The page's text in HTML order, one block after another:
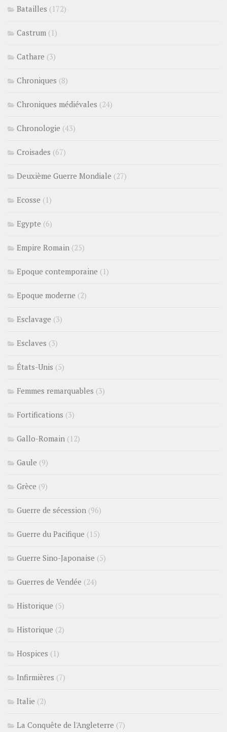
Batailles (172)
Castrum (1)
Cathare (3)
Chroniques (8)
Chroniques médiévales (24)
Chronologie (43)
Croisades (67)
Deuxième Guerre Mondiale (27)
Ecosse (1)
Egypte (6)
Empire Romain (25)
Epoque contemporaine (1)
Epoque moderne (2)
Esclavage (3)
Esclaves (3)
États-Unis (5)
Femmes remarquables (3)
Fortifications (3)
Gallo-Romain (12)
Gaule (9)
Grèce (9)
Guerre de sécession (96)
Guerre du Pacifique (15)
Guerre Sino-Japonaise (5)
Guerres de Vendée (24)
Historique (5)
Historique (2)
Hospices (1)
Infirmières (7)
Italie (2)
La Conquête de l'Angleterre (7)